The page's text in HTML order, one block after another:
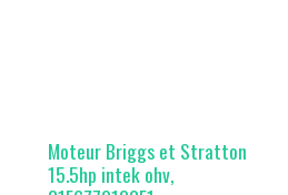
Moteur Briggs et Stratton
15.5hp intek ohv,